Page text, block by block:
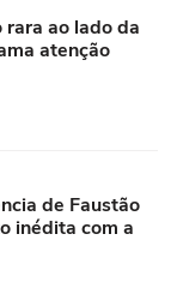
ao lado da
atenção
de Faustão
inédita com a